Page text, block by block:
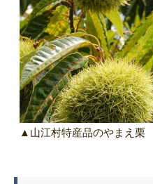
▲山江村特産品のやまえ栗